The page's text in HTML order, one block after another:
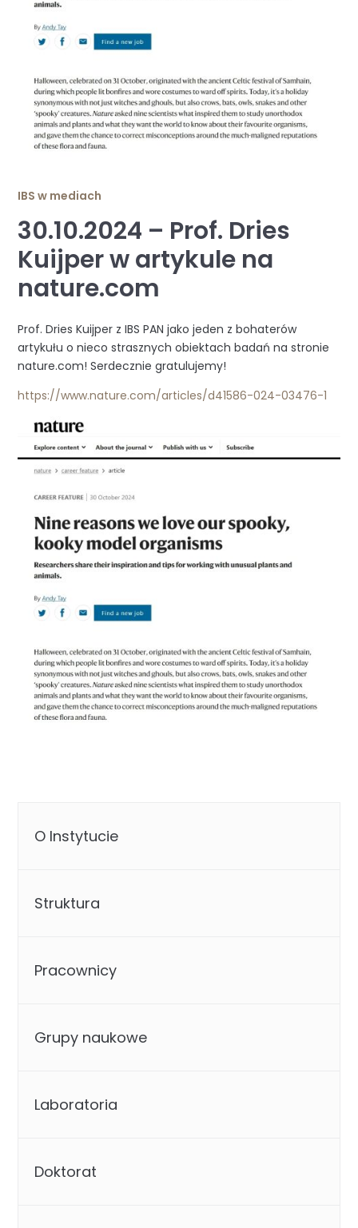
IBS w mediach
30.10.2024 – Prof. Dries
Kuijper w artykule na
nature.com
Prof. Dries Kuijper z IBS PAN jako jeden z bohaterów
artykułu o nieco strasznych obiektach badań na stronie
nature.com! Serdecznie gratulujemy!
https://www.nature.com/articles/d41586-024-03476-1
O Instytucie
Struktura
Pracownicy
Grupy naukowe
Laboratoria
Doktorat